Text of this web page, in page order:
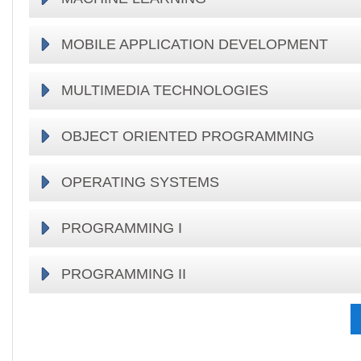
MOBILE APPLICATION DEVELOPMENT
MULTIMEDIA TECHNOLOGIES
OBJECT ORIENTED PROGRAMMING
OPERATING SYSTEMS
PROGRAMMING I
PROGRAMMING II